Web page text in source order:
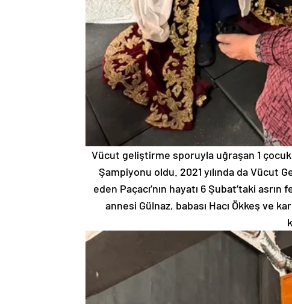
Vücut geliştirme sporuyla uğraşan 1 çocuk
Şampiyonu oldu. 2021 yılında da Vücut
eden Paçacı’nın hayatı 6 Şubat’taki
annesi Gülnaz, babası Hacı Ökkeş ve